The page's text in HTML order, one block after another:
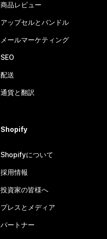
商品レビュー
アップセルとバンドル
メールマーケティング
SEO
配送
通貨と翻訳
Shopify
Shopifyについて
採用情報
投資家の皆様へ
プレスとメディア
パートナー